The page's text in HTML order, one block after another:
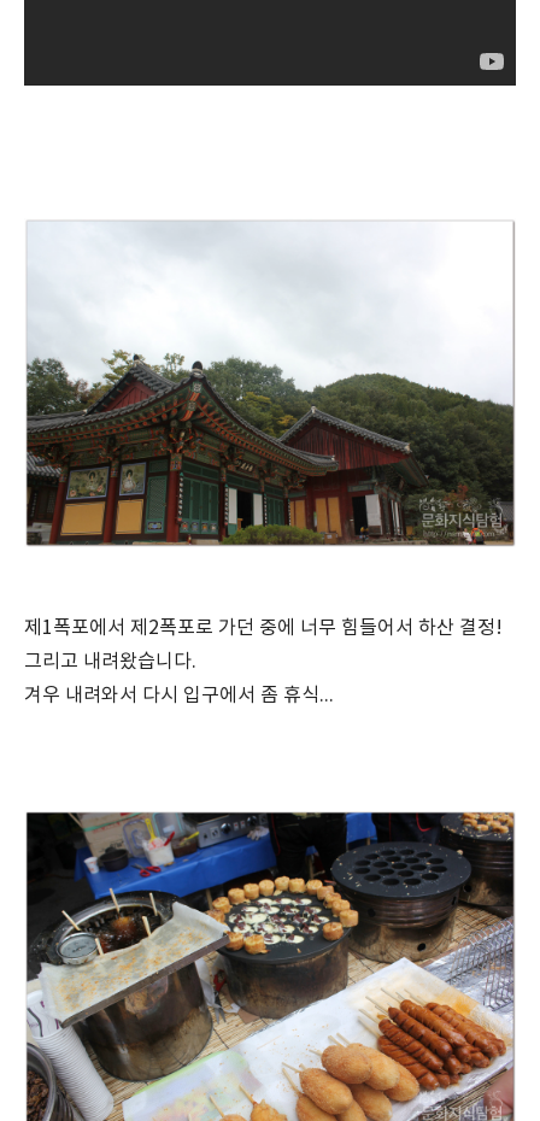
제1폭포에서 제2폭포로 가던 중에 너무 힘들어서 하산 결정!
그리고 내려왔습니다.
겨우 내려와서 다시 입구에서 좀 휴식...